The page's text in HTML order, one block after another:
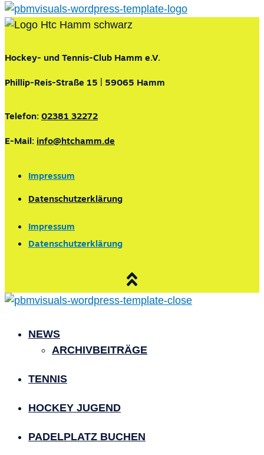
Hockey- und Tennis-Club Hamm e.V.
Phillip-Reis-Straße 15 | 59065 Hamm
Telefon: 02381 32272
E-Mail: info@htchamm.de
Impressum
Datenschutzerklärung
Impressum
Datenschutzerklärung
NEWS
ARCHIVBEITRÄGE
TENNIS
HOCKEY JUGEND
PADELPLATZ BUCHEN